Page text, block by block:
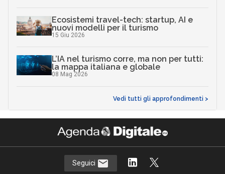
Ecosistemi travel-tech: startup, AI e
nuovi modelli per il turismo
15 Giu 2026
L’IA nel turismo corre, ma non per tutti:
la mappa italiana e globale
08 Mag 2026
Vedi tutti gli approfondimenti >
Seguici